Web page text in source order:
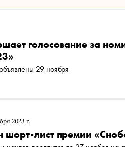
голосование за
29 ноября
2023 г.
шорт-лист премии